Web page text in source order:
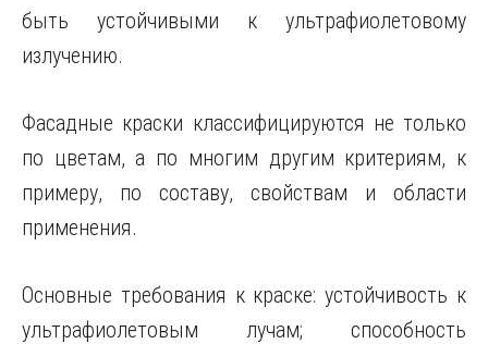
быть устойчивыми к ультрафиолетовому
излучению.
Фасадные краски классифицируются не только
по цветам, а по многим другим критериям, к
примеру, по составу, свойствам и области
применения.
Основные требования к краске: устойчивость к
ультрафиолетовым лучам; способность